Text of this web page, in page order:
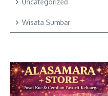
Uncategorized
Wisata Sumbar